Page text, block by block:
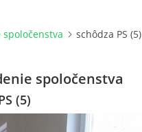
schôdza PS (5)
spoločenstva
(5)